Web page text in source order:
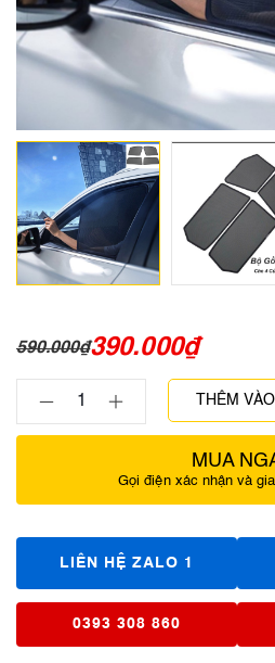
590.000₫390.000₫
THÊM
MUA
Gọi điện xác nhận và
LIÊN HỆ ZALO 1
0393 308 860